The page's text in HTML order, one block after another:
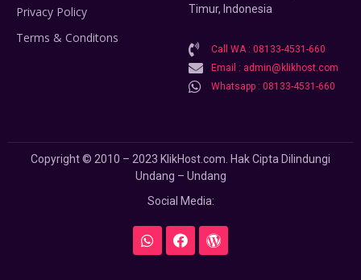
Privacy Policy
Terms & Conditons
Timur, Indonesia
Call WA : 08133-4531-660
Email : admin@klikhost.com
Whatsapp : 08133-4531-660
Copyright © 2010 – 2023 KlikHost.com. Hak Cipta Dilindungi
Undang – Undang
Social Media: